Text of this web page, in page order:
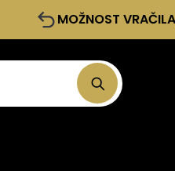
MOŽNOST VRAČILA